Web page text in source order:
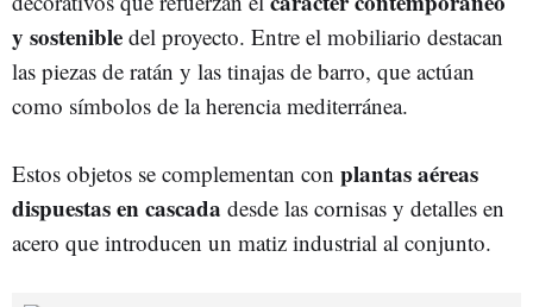
y sostenible del proyecto. Entre el mobiliario destacan
las piezas de ratán y las tinajas de barro, que actúan
como símbolos de la herencia mediterránea.
Estos objetos se complementan con plantas aéreas
dispuestas en cascada desde las cornisas y detalles en
acero que introducen un matiz industrial al conjunto.